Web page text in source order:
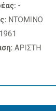
-
ΝΤΟΜΙΝΟ
ΑΡΙΣΤΗ